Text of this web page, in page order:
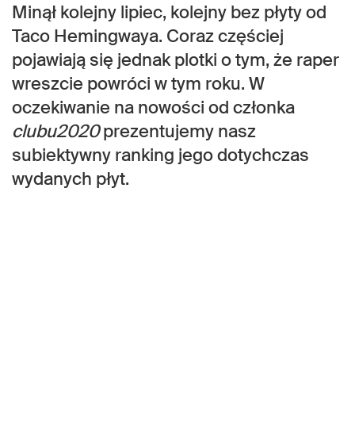
Minął kolejny lipiec, kolejny bez płyty od
Taco Hemingwaya. Coraz częściej
pojawiają się jednak plotki o tym, że raper
wreszcie powróci w tym roku. W
oczekiwanie na nowości od członka
clubu2020prezentujemy nasz
subiektywny ranking jego dotychczas
wydanych płyt.